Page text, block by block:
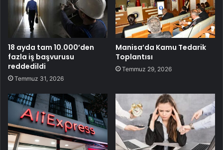
18 ayda tam 10.000’den
fazla iş başvurusu
reddedildi
Temmuz 31, 2026
Manisa’da Kamu Tedarik
Toplantısı
Temmuz 29, 2026